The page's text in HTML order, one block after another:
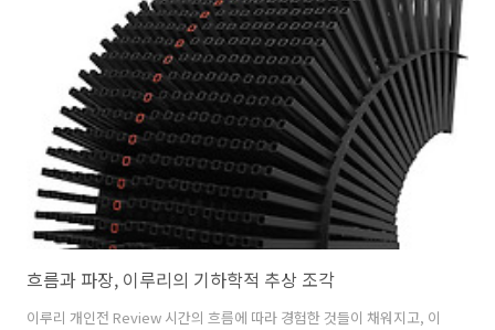
찰 할 수 있다. 더불어 여러 형태의 생물 같은 인공물들이 전시에 등장하
는데 작가의 말에 따르면 이 물질들은 변이 과정에서 껍질만 남거나, 자
가 증식, 혹은 자기 파괴 등 복잡한 과정 속에서 다양한 형태들로 드러난
다. 하지만 자세히 들여다보면 손쉽게 구할 수 있는 건설현장이..
흐름과 파장, 이루리의 기하학적 추상 조각
이루리 개인전 Review 시간의 흐름에 따라 경험한 것들이 채워지고, 이